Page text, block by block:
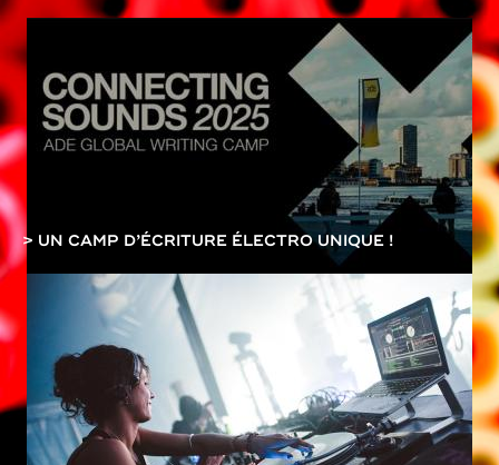
> UN CAMP D’ÉCRITURE ÉLECTRO UNIQUE !